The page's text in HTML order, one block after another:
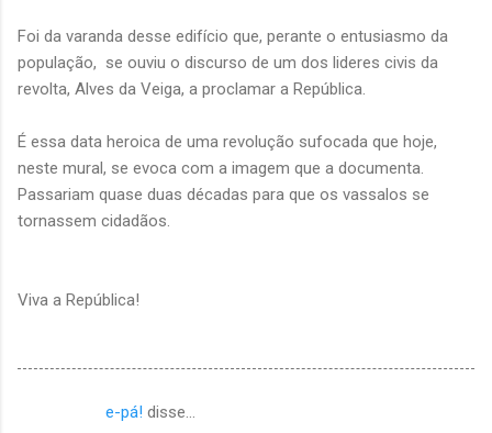
Foi da varanda desse edifício que, perante o entusiasmo da
população, se ouviu o discurso de um dos lideres civis da
revolta, Alves da Veiga, a proclamar a República.
É essa data heroica de uma revolução sufocada que hoje,
neste mural, se evoca com a imagem que a documenta.
Passariam quase duas décadas para que os vassalos se
tornassem cidadãos.
Viva a República!
e-pá! disse…